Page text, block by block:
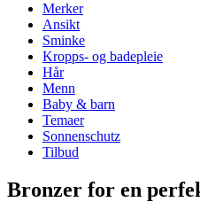
Merker
Ansikt
Sminke
Kropps- og badepleie
Hår
Menn
Baby & barn
Temaer
Sonnenschutz
Tilbud
Bronzer for en